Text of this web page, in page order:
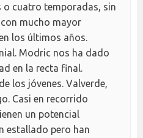
o cuatro temporadas, sin
mucho mayor
los últimos años.
Modric nos ha dado
en la recta final.
los jóvenes. Valverde,
Casi en recorrido
un potencial
estallado pero han